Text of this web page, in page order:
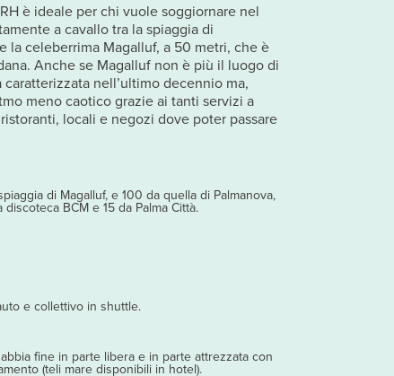
di Magalluf, e 100 da quella di Palmanova,
BCM e 15 da Palma Città.
e collettivo in shuttle.
fine in parte libera e in parte attrezzata con
(teli mare disponibili in hotel).
è ideale per chi vuole soggiornare nel
a cavallo tra la spiaggia di
la celeberrima Magalluf, a 50 metri, che è
Anche se Magalluf non è più il luogo di
nell’ultimo decennio ma,
meno caotico grazie ai tanti servizi a
locali e negozi dove poter passare